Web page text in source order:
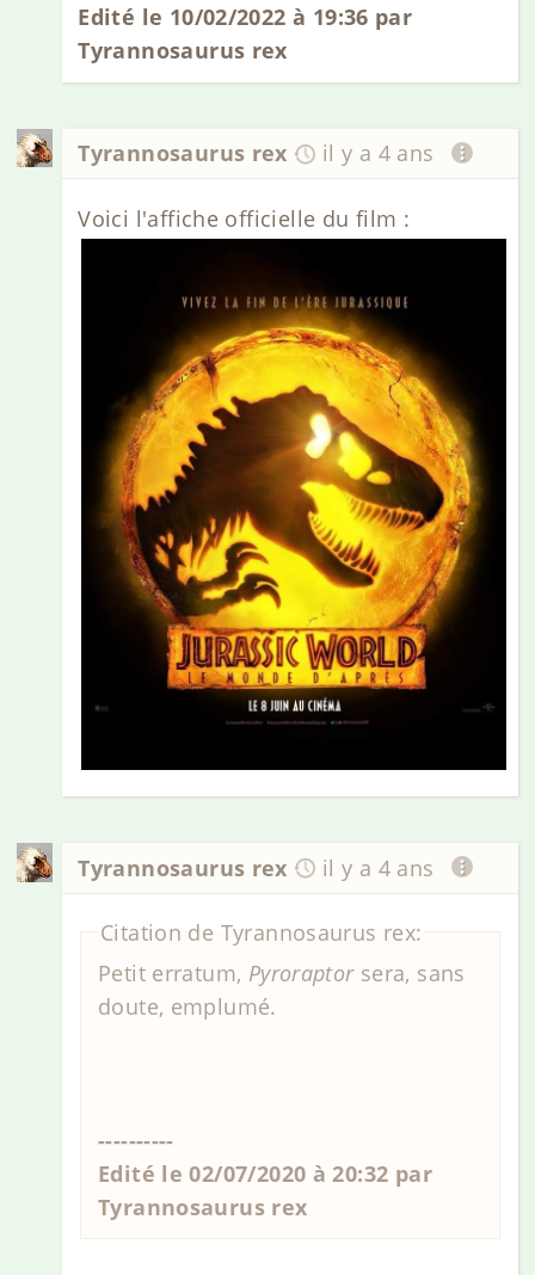
Edité le 10/02/2022 à 19:36 par
Tyrannosaurus rex
Tyrannosaurus rex il y a 4 ans
Voici l'affiche officielle du film :
Tyrannosaurus rex il y a 4 ans
Citation de Tyrannosaurus rex:
Petit erratum, Pyroraptorsera, sans
doute, emplumé.
----------
Edité le 02/07/2020 à 20:32 par
Tyrannosaurus rex